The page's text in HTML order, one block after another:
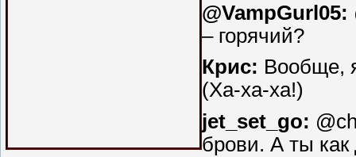
@VampGurl05:
– горячий?
Крис: Вообще,
(Ха-ха-ха!)
jet_set_go:
брови. А ты